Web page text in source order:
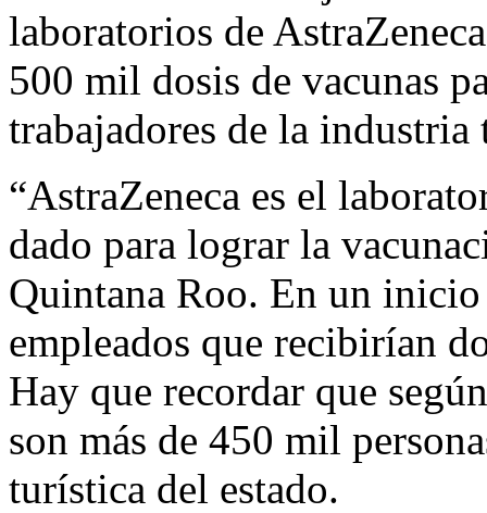
laboratorios de
500 mil dosis de vacunas
trabajadores de la industria
“AstraZeneca es el
dado para lograr la
Quintana Roo. En un
empleados que recibirían
Hay que recordar que
son más de 450 mil
turística del estado.